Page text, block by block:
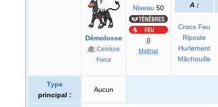
Démolosse
@: Ceinture
Force
Niveau 50
0
Matinal
A :
Crocs Feu
Riposte
Hurlement
Mâchouille
Type
principal :
Aucun